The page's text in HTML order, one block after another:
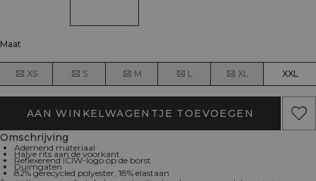
Maat
XS S M L XL XXL
AAN WINKELWAGENTJE TOEVOEGEN
Omschrijving
Ademend materiaal
Halve rits aan de voorkant
Reflexerend ICIW-logo op de borst
Duimgaten
82% gerecycled polyester, 18% elastaan